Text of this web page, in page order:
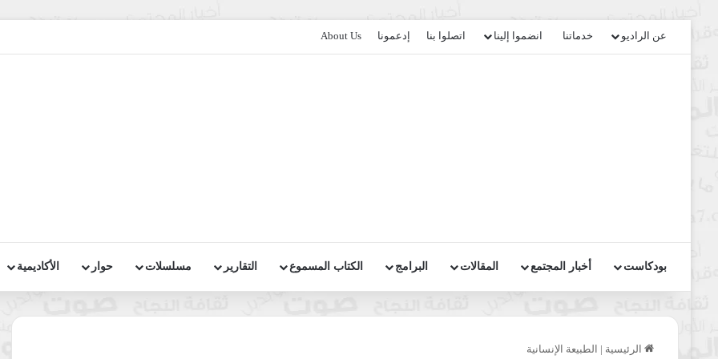
عن الراديو خدماتنا انضموا إلينا اتصلوا بنا إدعمونا About Us
بودكاست أخبار المجتمع المقالات البرامج الكتاب المسموع التقارير مسلسلات حوار الأكاديمية
الرئيسية | الطبيعة الإنسانية